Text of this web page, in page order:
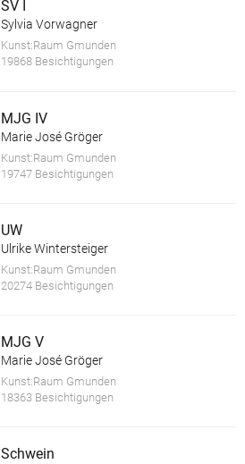
SV I
Sylvia Vorwagner
Kunst:Raum Gmunden
19868 Besichtigungen
MJG IV
Marie José Gröger
Kunst:Raum Gmunden
19747 Besichtigungen
UW
Ulrike Wintersteiger
Kunst:Raum Gmunden
20274 Besichtigungen
MJG V
Marie José Gröger
Kunst:Raum Gmunden
18363 Besichtigungen
Schwein